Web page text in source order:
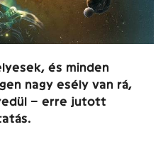
és minden
nagy esély van rá,
– erre jutott